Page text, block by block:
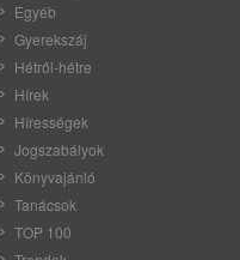
Egyéb
Gyerekszáj
Hétről-hétre
Hírek
Hírességek
Jogszabályok
Könyvajánló
Tanácsok
TOP 100